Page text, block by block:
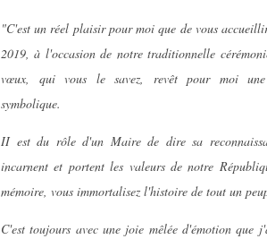
"C'est un réel plaisir pour moi que de vous
2019, à l'occasion de notre traditionnelle
vœux, qui vous le savez, revêt pour moi une
symbolique.
II est du rôle d'un Maire de dire sa
incarnent et portent les valeurs de notre
mémoire, vous immortalisez l'histoire de tout un
C'est toujours avec une joie mêlée d'émotion que